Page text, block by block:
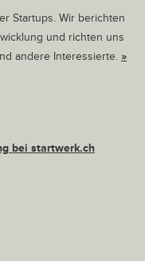
Startups. Wir berichten
und richten uns
andere Interessierte. »
bei startwerk.ch